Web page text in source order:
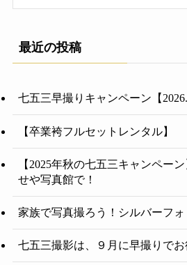
最近の投稿
七五三早撮りキャンペーン【
【卒業袴フルセットレンタル】
【2025年秋の七五三キャンペー
せや写真館で！
家族で写真撮ろう！シルバーフ
七五三撮影は、９月に早撮りで